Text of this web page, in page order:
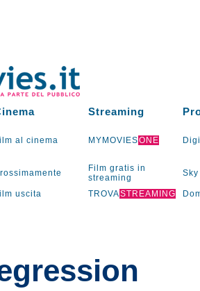
Streaming
al cinema MYMOVIESONE
Film gratis in
streaming
Sky
uscita TROVASTREAMING